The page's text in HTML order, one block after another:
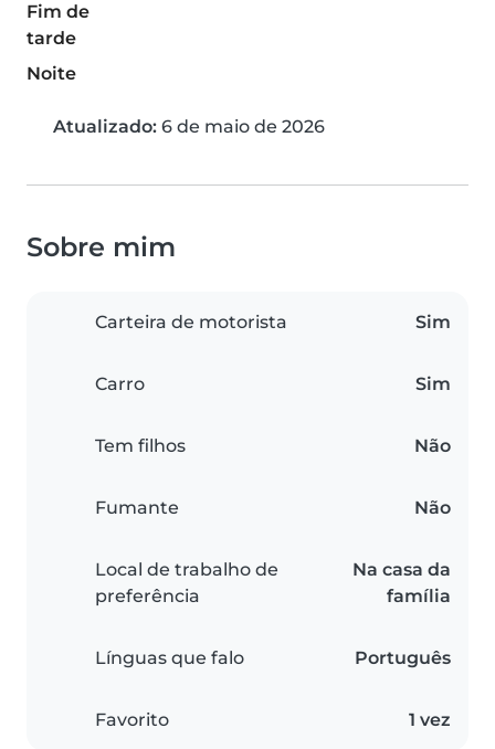
Fim de
tarde
Noite
Atualizado: 6 de maio de 2026
Sobre mim
Carteira de motorista Sim
Carro Sim
Tem filhos Não
Fumante Não
Local de trabalho de
preferência
Na casa da
família
Línguas que falo Português
Favorito 1 vez